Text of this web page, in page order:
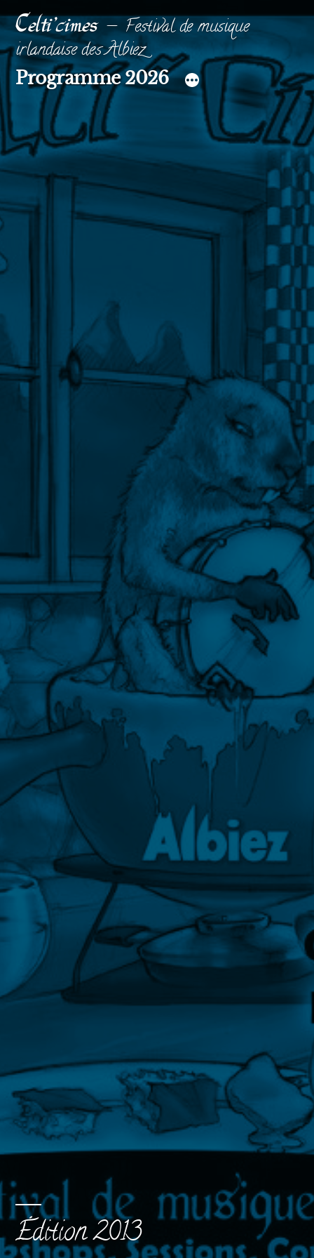
Aller
au
contenu
Celti'cimes
Festival de musique
irlandaise des Albiez
Programme 2026
Édition 2013